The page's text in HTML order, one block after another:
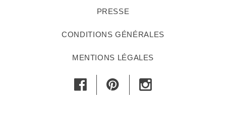
PRESSE
CONDITIONS GÉNÉRALES
MENTIONS LÉGALES